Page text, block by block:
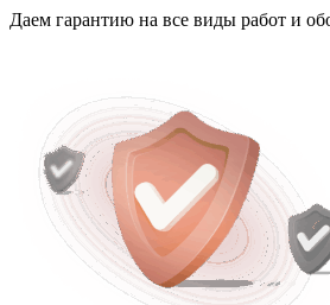
Даем гарантию на все виды работ и